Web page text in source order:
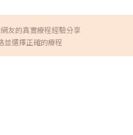
下最難變瘦的部位。（圖／芯漾
）第一名：頑固脂肪的聚集地
很容易堆積「頑固型脂肪」，即
影響血液循環而累積脂肪。由於
線，可考慮運用醫美體雕課程消
袖手臂、腿部等部位易堆積脂
困擾。隨著皮膚彈性下降，鬆弛
能顯得無力。體雕課程透過專業
已經不是世人認為的美麗標準，
臀、微笑線展現健康活力。然
鬆弛，缺乏支撐力，即使健身也
友的真實療程經驗分享
並選擇正確的療程